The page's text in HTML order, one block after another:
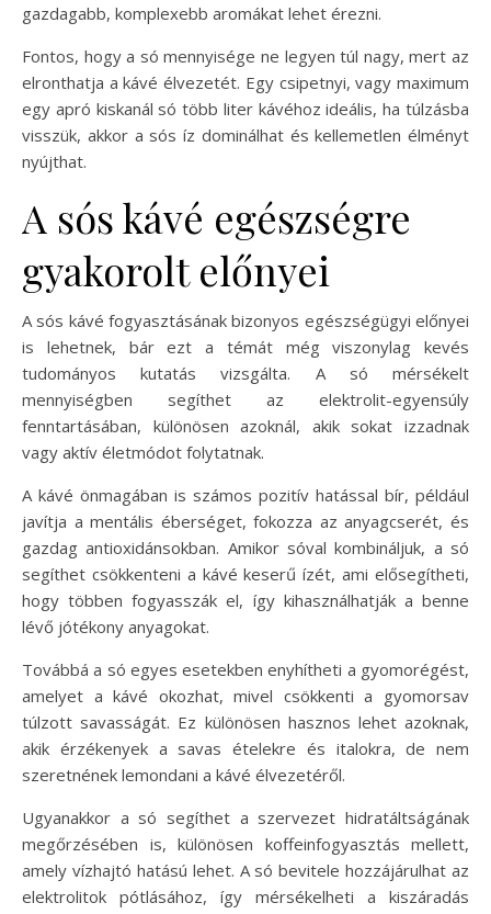
gazdagabb, komplexebb aromákat lehet érezni.
Fontos, hogy a só mennyisége ne legyen túl nagy, mert az
elronthatja a kávé élvezetét. Egy csipetnyi, vagy maximum
egy apró kiskanál só több liter kávéhoz ideális, ha túlzásba
visszük, akkor a sós íz dominálhat és kellemetlen élményt
nyújthat.
A sós kávé egészségre
gyakorolt előnyei
A sós kávé fogyasztásának bizonyos egészségügyi előnyei
is lehetnek, bár ezt a témát még viszonylag kevés
tudományos kutatás vizsgálta. A só mérsékelt
mennyiségben segíthet az elektrolit-egyensúly
fenntartásában, különösen azoknál, akik sokat izzadnak
vagy aktív életmódot folytatnak.
A kávé önmagában is számos pozitív hatással bír, például
javítja a mentális éberséget, fokozza az anyagcserét, és
gazdag antioxidánsokban. Amikor sóval kombináljuk, a só
segíthet csökkenteni a kávé keserű ízét, ami elősegítheti,
hogy többen fogyasszák el, így kihasználhatják a benne
lévő jótékony anyagokat.
Továbbá a só egyes esetekben enyhítheti a gyomorégést,
amelyet a kávé okozhat, mivel csökkenti a gyomorsav
túlzott savasságát. Ez különösen hasznos lehet azoknak,
akik érzékenyek a savas ételekre és italokra, de nem
szeretnének lemondani a kávé élvezetéről.
Ugyanakkor a só segíthet a szervezet hidratáltságának
megőrzésében is, különösen koffeinfogyasztás mellett,
amely vízhajtó hatású lehet. A só bevitele hozzájárulhat az
elektrolitok pótlásához, így mérsékelheti a kiszáradás